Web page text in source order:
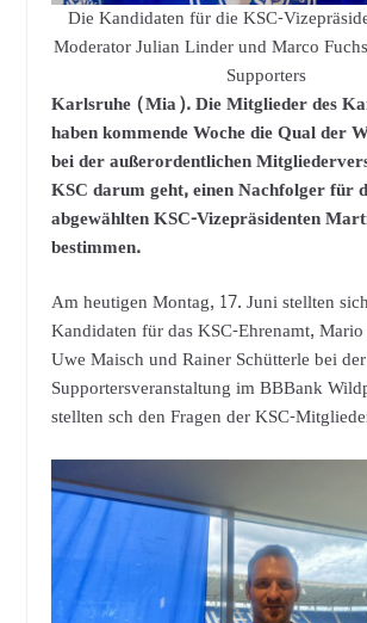
Die Kandidaten für die KSC-
Moderator Julian Linder und Marco
Supporters
Karlsruhe (Mia). Die Mitglieder des
haben kommende Woche die Qual der
bei der außerordentlichen
KSC darum geht, einen Nachfolger für
abgewählten KSC-Vizepräsidenten
bestimmen.
Am heutigen Montag, 17. Juni stellten
Kandidaten für das KSC-Ehrenamt,
Uwe Maisch und Rainer Schütterle bei der
Supportersveranstaltung im BBBank
stellten sch den Fragen der KSC-